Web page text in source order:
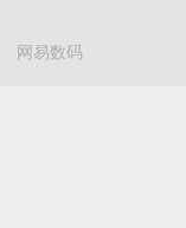
网易数码